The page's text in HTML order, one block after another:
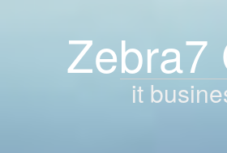
Zebra7
it